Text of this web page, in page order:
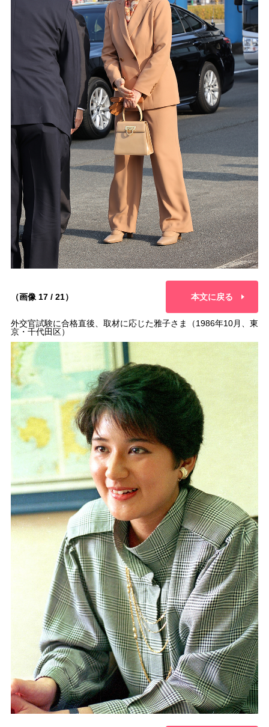
（画像 17 / 21） 本文に戻る
外交官試験に合格直後、取材に応じた雅子さま（1986年10月、東
京・千代田区）